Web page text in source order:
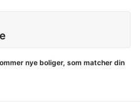
nye boliger, som matcher din